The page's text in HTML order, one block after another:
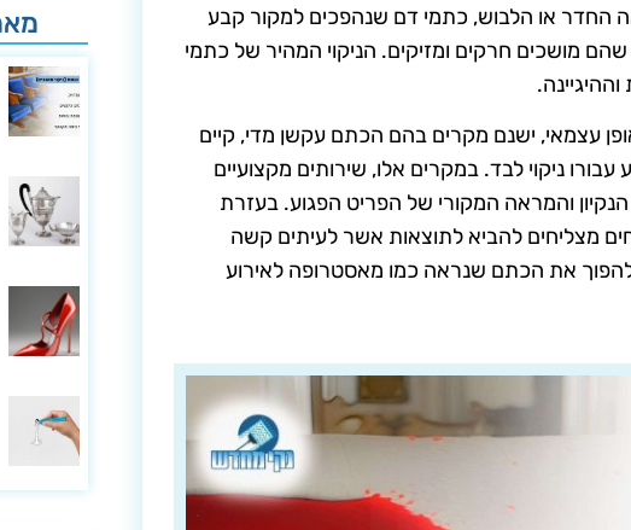
החדר או הלבוש, כתמי דם שנהפכים למקור קבע
מושכים חרקים ומזיקים. הניקוי המהיר של כתמי
עצמאי, ישנם מקרים בהם הכתם עקשן מדי, קיים
ניקוי לבד. במקרים אלו, שירותים מקצועיים
והמראה המקורי של הפריט הפגוע. בעזרת
מצליחים להביא לתוצאות אשר לעיתים קשה
להפוך את הכתם שנראה כמו מאסטרופה לאירוע